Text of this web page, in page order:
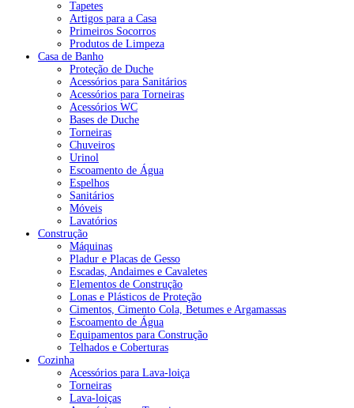
Tapetes
Artigos para a Casa
Primeiros Socorros
Produtos de Limpeza
Casa de Banho
Proteção de Duche
Acessórios para Sanitários
Acessórios para Torneiras
Acessórios WC
Bases de Duche
Torneiras
Chuveiros
Urinol
Escoamento de Água
Espelhos
Sanitários
Móveis
Lavatórios
Construção
Máquinas
Pladur e Placas de Gesso
Escadas, Andaimes e Cavaletes
Elementos de Construção
Lonas e Plásticos de Proteção
Cimentos, Cimento Cola, Betumes e Argamassas
Escoamento de Água
Equipamentos para Construção
Telhados e Coberturas
Cozinha
Acessórios para Lava-loiça
Torneiras
Lava-loiças